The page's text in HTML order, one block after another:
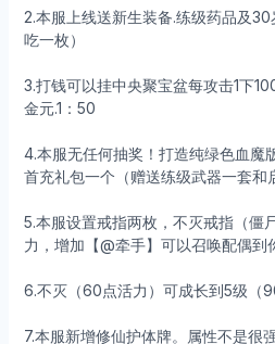
2.本服上线送新生装备.练级药品及
吃一枚）
3.打钱可以挂中央聚宝盆每攻击1下
金元.1：50
4.本服无任何抽奖！打造纯绿色血魔
首充礼包一个（赠送练级武器一套和
5.本服设置戒指两枚，不灭戒指（僵
力，增加【@牵手】可以召唤配偶到
6.不灭（60点活力）可成长到5级（
7.本服新增修仙护体牌。属性不是很